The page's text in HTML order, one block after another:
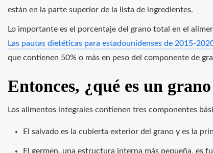
están en la parte superior de la lista de ingredientes.
Lo importante es el porcentaje del grano total en el
Las pautas dietéticas para estadounidenses de 2015-
que contienen 50% o más en peso del componente de
Entonces, ¿qué es un
Los alimentos integrales contienen tres componentes
El salvado es la cubierta exterior del grano y es la
El germen, una estructura interna más pequeña, es